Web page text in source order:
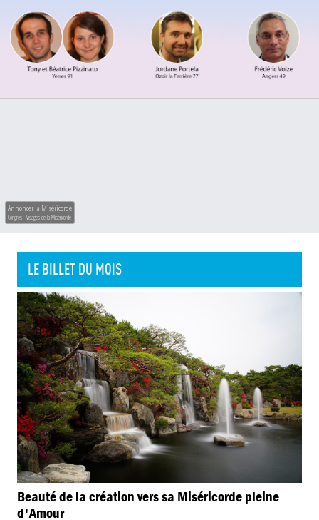
Annoncer la Miséricorde
Congrès - Visages de la Miséricorde
LE BILLET DU MOIS
Beauté de la création vers sa Miséricorde pleine
d'Amour